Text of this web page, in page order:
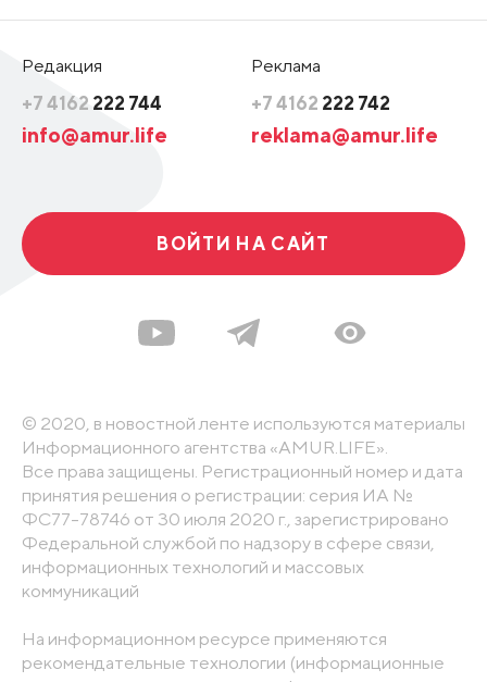
Редакция
+7 4162 222 744
info@amur.life
Реклама
+7 4162 222 742
reklama@amur.life
ВОЙТИ НА САЙТ
© 2020, в новостной ленте используются материалы
Информационного агентства «AMUR.LIFE».
Все права защищены. Регистрационный номер и дата
принятия решения о регистрации: серия ИА №
ФС77-78746 от 30 июля 2020 г., зарегистрировано
Федеральной службой по надзору в сфере связи,
информационных технологий и массовых
коммуникаций
На информационном ресурсе применяются
рекомендательные технологии (информационные